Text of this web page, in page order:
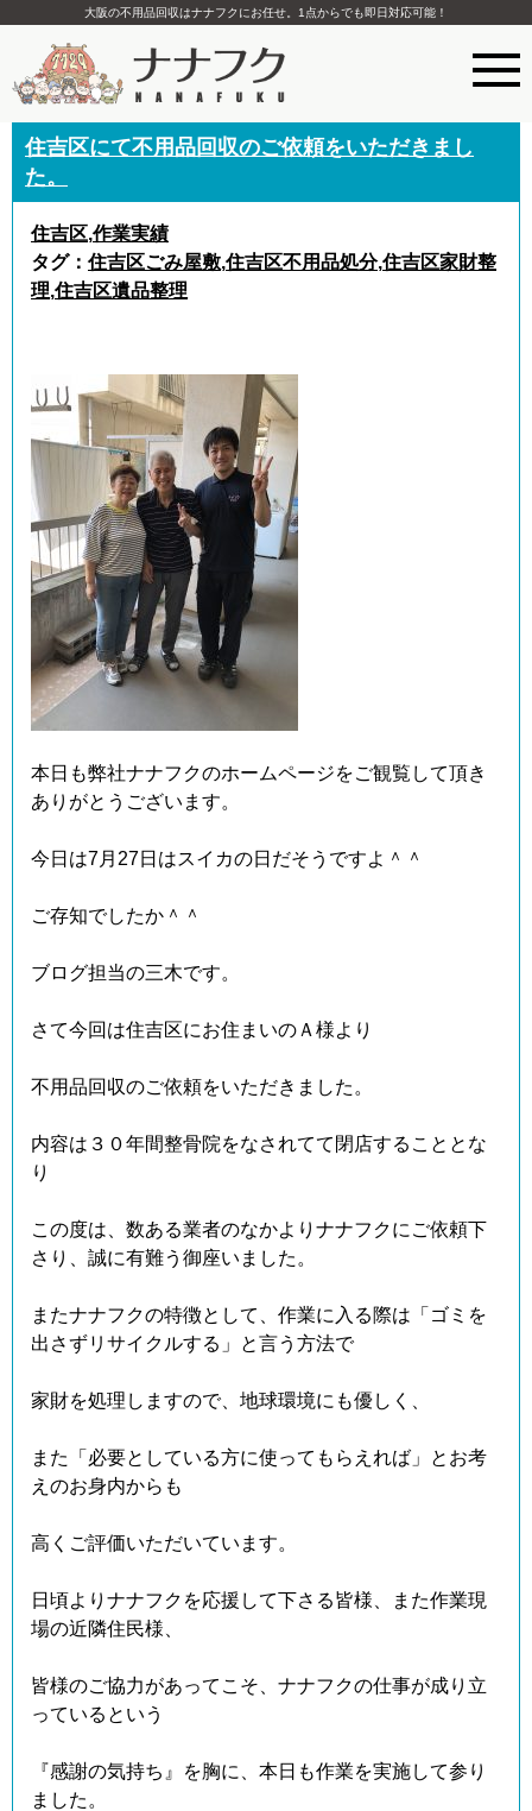
大阪の不用品回収はナナフクにお任せ。1点からでも即日対応可能！
住吉区にて不用品回収のご依頼をいただきまし
た。
住吉区,作業実績
タグ： 住吉区ごみ屋敷,住吉区不用品処分,住吉区家財整
理,住吉区遺品整理
本日も弊社ナナフクのホームページをご観覧して頂き
ありがとうございます。
今日は7月27日はスイカの日だそうですよ＾＾
ご存知でしたか＾＾
ブログ担当の三木です。
さて今回は住吉区にお住まいのＡ様より
不用品回収のご依頼をいただきました。
内容は３０年間整骨院をなされてて閉店することとな
り
この度は、数ある業者のなかよりナナフクにご依頼下
さり、誠に有難う御座いました。
またナナフクの特徴として、作業に入る際は「ゴミを
出さずリサイクルする」と言う方法で
家財を処理しますので、地球環境にも優しく、
また「必要としている方に使ってもらえれば」とお考
えのお身内からも
高くご評価いただいています。
日頃よりナナフクを応援して下さる皆様、また作業現
場の近隣住民様、
皆様のご協力があってこそ、ナナフクの仕事が成り立
っているという
『感謝の気持ち』を胸に、本日も作業を実施して参り
ました。